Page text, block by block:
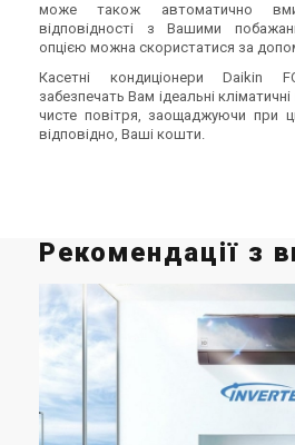
може також автоматично
відповідності з Вашими
опцією можна скористатися за
Касетні кондиціонери Daikin
забезпечать Вам ідеальні
чисте повітря, заощаджуючи при
відповідно, Ваші кошти.
Рекомендації з